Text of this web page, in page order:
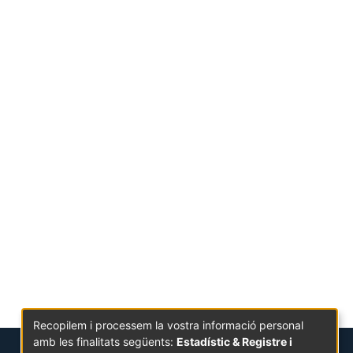
Recopilem i processem la vostra informació personal
amb les finalitats següents: Estadístic & Registre i